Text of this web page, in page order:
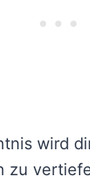
wird
zu